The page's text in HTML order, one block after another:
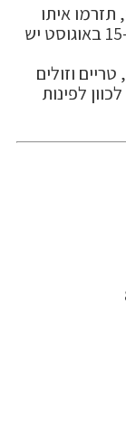
איתו
– ב-30 ביוני וב-15 באוגוסט יש
וזולים
לפינות